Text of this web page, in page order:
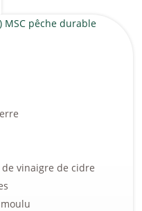
MSC pêche durable
vinaigre de cidre